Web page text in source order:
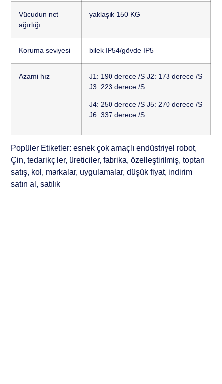
Vücudun net
ağırlığı
yaklaşık 150 KG
Koruma seviyesi bilek IP54/gövde IP5
Azami hız
J1: 190 derece /S J2: 173 derece /S
J3: 223 derece /S
J4: 250 derece /S J5: 270 derece /S
J6: 337 derece /S
Popüler Etiketler: esnek çok amaçlı endüstriyel robot,
Çin, tedarikçiler, üreticiler, fabrika, özelleştirilmiş, toptan
satış, kol, markalar, uygulamalar, düşük fiyat, indirim
satın al, satılık